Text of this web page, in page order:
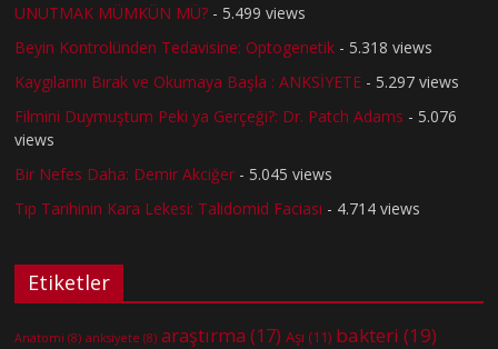
UNUTMAK MÜMKÜN MÜ? - 5.499 views
Beyin Kontrolünden Tedavisine: Optogenetik - 5.318 views
Kaygılarını Bırak ve Okumaya Başla : ANKSİYETE - 5.297 views
Filmini Duymuştum Peki ya Gerçeği?: Dr. Patch Adams - 5.076
views
Bir Nefes Daha: Demir Akciğer - 5.045 views
Tıp Tarihinin Kara Lekesi: Talidomid Faciası - 4.714 views
Etiketler
Anatomi (8) anksiyete (8) araştırma (17) Aşı (11) bakteri (19)